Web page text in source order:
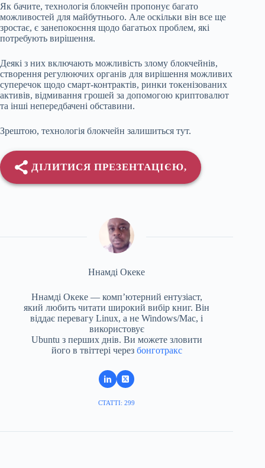
Як бачите, технологія блокчейн пропонує багато
можливостей для майбутнього. Але оскільки він все ще
зростає, є занепокоєння щодо багатьох проблем, які
потребують вирішення.
Деякі з них включають можливість злому блокчейнів,
створення регулюючих органів для вирішення можливих
суперечок щодо смарт-контрактів, ринки токенізованих
активів, відмивання грошей за допомогою криптовалют
та інші непередбачені обставини.
Зрештою, технологія блокчейн залишиться тут.
ДІЛИТИСЯ ПРЕЗЕНТАЦІЄЮ,
Ннамді Океке
Ннамді Океке — комп’ютерний ентузіаст,
який любить читати широкий вибір книг. Він
віддає перевагу Linux, а не Windows/Mac, і
використовує
Ubuntu з перших днів. Ви можете зловити
його в твіттері через бонготракс
СТАТТІ: 299